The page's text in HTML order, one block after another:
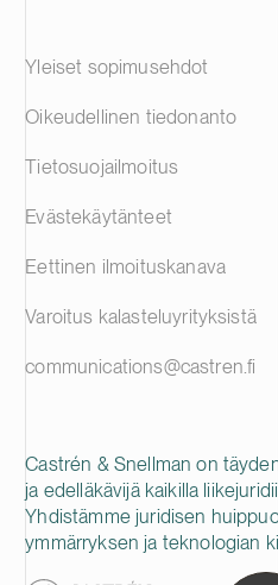
Castrén & Snellman on
ja edelläkävijä kaikilla
Yhdistämme juridisen
ymmärryksen ja teknologian
Yleiset sopimusehdot
Oikeudellinen tiedonanto
Tietosuojailmoitus
Evästekäytänteet
Eettinen ilmoituskanava
Varoitus kalasteluyrityksistä
communications@castren.fi